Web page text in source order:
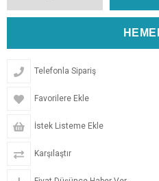
Telefonla Sipariş
Favorilere Ekle
İstek Listeme Ekle
Karşılaştır